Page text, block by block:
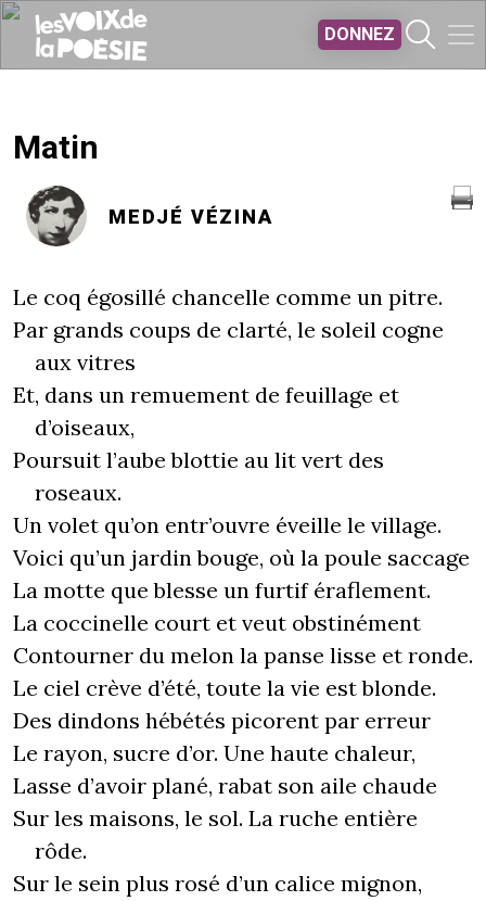
DONNEZ
Matin
MEDJÉ VÉZINA
Le coq égosillé chancelle comme un pitre.
Par grands coups de clarté, le soleil cogne
aux vitres
Et, dans un remuement de feuillage et
d’oiseaux,
Poursuit l’aube blottie au lit vert des
roseaux.
Un volet qu’on entr’ouvre éveille le village.
Voici qu’un jardin bouge, où la poule saccage
La motte que blesse un furtif éraflement.
La coccinelle court et veut obstinément
Contourner du melon la panse lisse et ronde.
Le ciel crève d’été, toute la vie est blonde.
Des dindons hébétés picorent par erreur
Le rayon, sucre d’or. Une haute chaleur,
Lasse d’avoir plané, rabat son aile chaude
Sur les maisons, le sol. La ruche entière
rôde.
Sur le sein plus rosé d’un calice mignon,